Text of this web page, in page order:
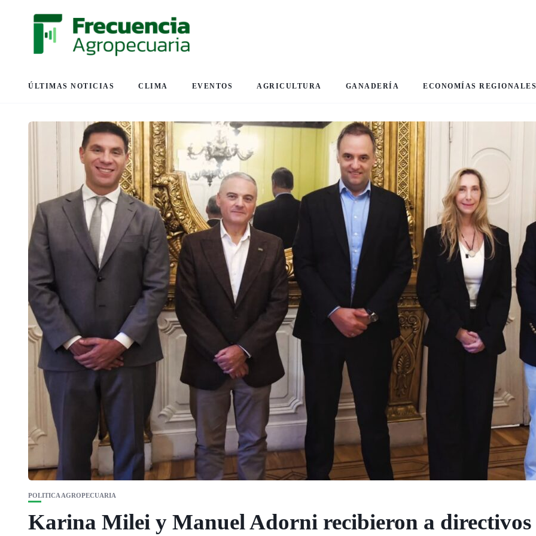
ÚLTIMAS NOTICIAS CLIMA EVENTOS AGRICULTURA GANADERÍA ECONOMÍAS REGIONALES
POLITICA AGROPECUARIA
Karina Milei y Manuel Adorni recibieron a directivos